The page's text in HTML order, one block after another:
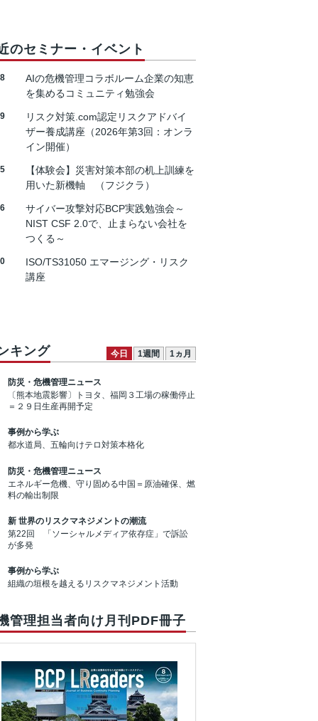
のセミナー・イベント
AIの危機管理コラボルーム企業の知恵
を集めるコミュニティ勉強会
リスク対策.com認定リスクアドバイ
ザー養成講座（2026年第3回：オンラ
イン開催）
【体験会】災害対策本部の机上訓練を
用いた新機軸 （フジクラ）
サイバー攻撃対応BCP実践勉強会～
NIST CSF 2.0で、止まらない会社を
つくる～
ISO/TS31050 エマージング・リスク
講座
キング 今日 1週間 1ヵ月
防災・危機管理ニュース
〔熊本地震影響〕トヨタ、福岡３工場の稼働停止
＝２９日生産再開予定
事例から学ぶ
都水道局、五輪向けテロ対策本格化
防災・危機管理ニュース
エネルギー危機、守り固める中国＝原油確保、燃
料の輸出制限
新 世界のリスクマネジメントの潮流
第22回 「ソーシャルメディア依存症」で訴訟
が多発
事例から学ぶ
組織の垣根を越えるリスクマネジメント活動
管理担当者向け月刊PDF冊子